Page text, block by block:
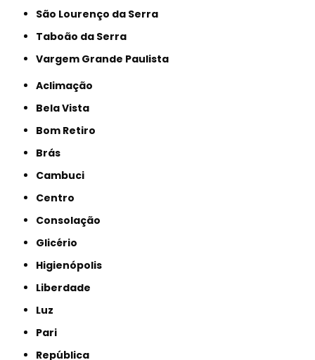
São Lourenço da Serra
Taboão da Serra
Vargem Grande Paulista
Aclimação
Bela Vista
Bom Retiro
Brás
Cambuci
Centro
Consolação
Glicério
Higienópolis
Liberdade
Luz
Pari
República